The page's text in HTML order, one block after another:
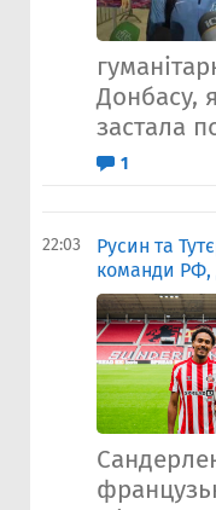
Донбасу,
застала
1
22:03
Русин та
команди РФ,